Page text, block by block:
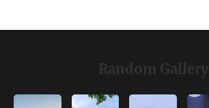
Random Gallery